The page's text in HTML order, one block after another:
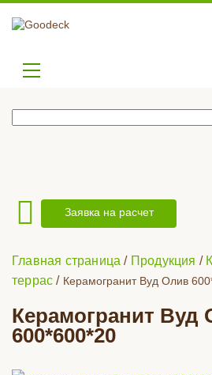
Заявка на расчет
Главная страница / Продукция /
террас / Керамогранит Вуд Олив
Керамогранит Вуд
600*600*20